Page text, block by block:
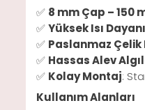
✅ 8 mm Çap – 150
✅Yüksek Isı
✅ Paslanmaz Çelik
✅ Hassas Alev
✅ Kolay Montaj:
Kullanım Alanları